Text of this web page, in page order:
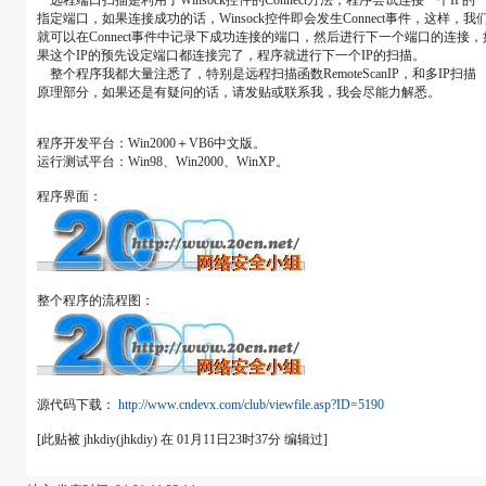
指定端口，如果连接成功的话，Winsock控件即会发生Connect事件，这样，我
就可以在Connect事件中记录下成功连接的端口，然后进行下一个端口的连接，
果这个IP的预先设定端口都连接完了，程序就进行下一个IP的扫描。
整个程序我都大量注悉了，特别是远程扫描函数RemoteScanIP，和多IP扫描
原理部分，如果还是有疑问的话，请发贴或联系我，我会尽能力解悉。
程序开发平台：Win2000＋VB6中文版。
运行测试平台：Win98、Win2000、WinXP。
程序界面：
整个程序的流程图：
源代码下载： http://www.cndevx.com/club/viewfile.asp?ID=5190
[此贴被 jhkdiy(jhkdiy) 在 01月11日23时37分 编辑过]